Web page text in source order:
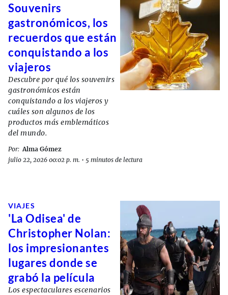
Souvenirs
gastronómicos, los
recuerdos que están
conquistando a los
viajeros
Descubre por qué los souvenirs
gastronómicos están
conquistando a los viajeros y
cuáles son algunos de los
productos más emblemáticos
del mundo.
Por: Alma Gómez
julio 22, 2026 00:02 p. m. • 5 minutos de lectura
VIAJES
'La Odisea' de
Christopher Nolan:
los impresionantes
lugares donde se
grabó la película
Los espectaculares escenarios